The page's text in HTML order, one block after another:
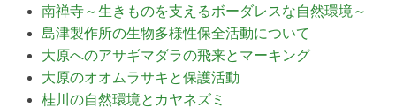
南禅寺～生きものを支えるボーダレスな自然環境～
島津製作所の生物多様性保全活動について
大原へのアサギマダラの飛来とマーキング
大原のオオムラサキと保護活動
桂川の自然環境とカヤネズミ